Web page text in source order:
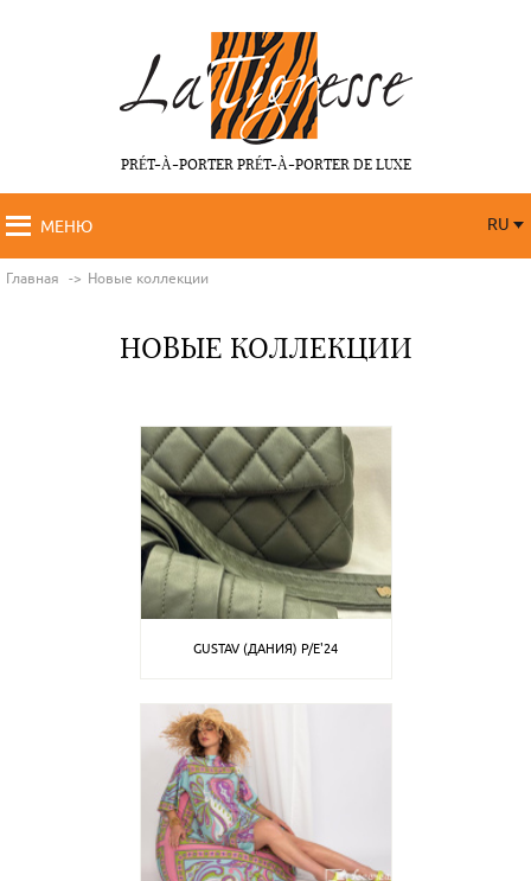
PRÉT-À-PORTER PRÉT-À-PORTER DE LUXE
МЕНЮ
RU
Главная Новые коллекции
НОВЫЕ КОЛЛЕКЦИИ
GUSTAV (ДАНИЯ) P/E'24